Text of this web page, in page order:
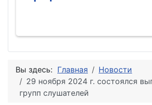
Вы здесь: Главная
Новости
29 ноября 2024 г. состоялся
групп слушателей